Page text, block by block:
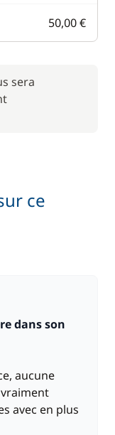
50,00 €
sera
ce
aucune
avec en plus